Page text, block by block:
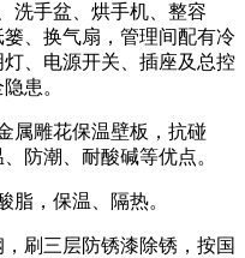
洗手盆、烘手机、整容
、换气扇，管理间配有冷
、电源开关、插座及总控
患。
属雕花保温壁板，抗碰
防潮、耐酸碱等优点。
脂，保温、隔热。
刷三层防锈漆除锈，按国